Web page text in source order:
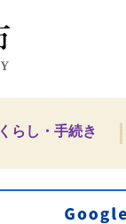
潮
くらし・手続き